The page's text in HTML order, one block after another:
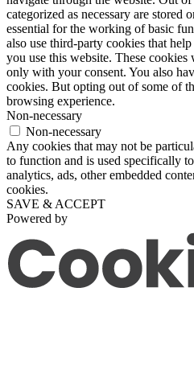
categorized as necessary are stored
essential for the working of basic
also use third-party cookies that
you use this website. These
only with your consent. You also
cookies. But opting out of some of
browsing experience.
Non-necessary
Non-necessary
Any cookies that may not be
to function and is used specifically
analytics, ads, other embedded
cookies.
SAVE & ACCEPT
Powered by